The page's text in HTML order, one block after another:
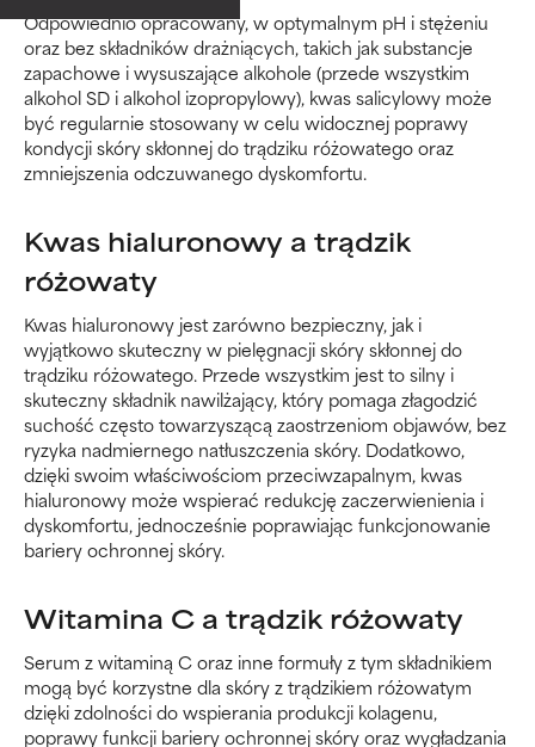
Odpowiednio opracowany, w optymalnym pH i stężeniu
oraz bez składników drażniących, takich jak substancje
zapachowe i wysuszające alkohole (przede wszystkim
alkohol SD i alkohol izopropylowy), kwas salicylowy może
być regularnie stosowany w celu widocznej poprawy
kondycji skóry skłonnej do trądziku różowatego oraz
zmniejszenia odczuwanego dyskomfortu.
Kwas hialuronowy a trądzik
różowaty
Kwas hialuronowy jest zarówno bezpieczny, jak i
wyjątkowo skuteczny w pielęgnacji skóry skłonnej do
trądziku różowatego. Przede wszystkim jest to silny i
skuteczny składnik nawilżający, który pomaga złagodzić
suchość często towarzyszącą zaostrzeniom objawów, bez
ryzyka nadmiernego natłuszczenia skóry. Dodatkowo,
dzięki swoim właściwościom przeciwzapalnym, kwas
hialuronowy może wspierać redukcję zaczerwienienia i
dyskomfortu, jednocześnie poprawiając funkcjonowanie
bariery ochronnej skóry.
Witamina C a trądzik różowaty
Serum z witaminą C oraz inne formuły z tym składnikiem
mogą być korzystne dla skóry z trądzikiem różowatym
dzięki zdolności do wspierania produkcji kolagenu,
poprawy funkcji bariery ochronnej skóry oraz wygładzania